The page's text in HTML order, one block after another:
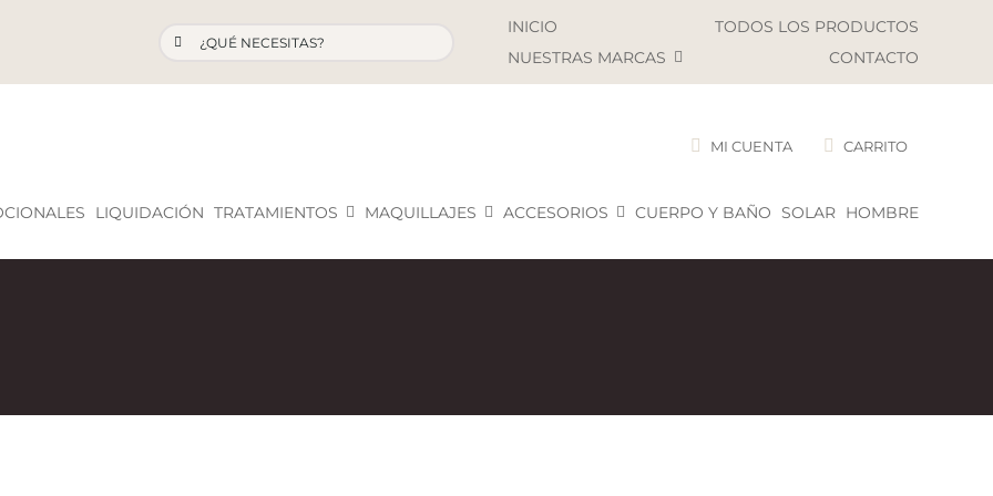
Buscar: INICIO
TODOS LOS PRODUCTOS
NUESTRAS MARCAS
CONTACTO
MI CUENTA CARRITO
LIQUIDACIÓN TRATAMIENTOS MAQUILLAJES ACCESORIOS CUERPO Y BAÑO SOLAR HOMBRE